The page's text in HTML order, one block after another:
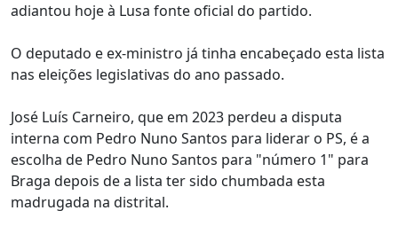
adiantou hoje à Lusa fonte oficial do partido.
O deputado e ex-ministro já tinha encabeçado esta lista
nas eleições legislativas do ano passado.
José Luís Carneiro, que em 2023 perdeu a disputa
interna com Pedro Nuno Santos para liderar o PS, é a
escolha de Pedro Nuno Santos para "número 1" para
Braga depois de a lista ter sido chumbada esta
madrugada na distrital.